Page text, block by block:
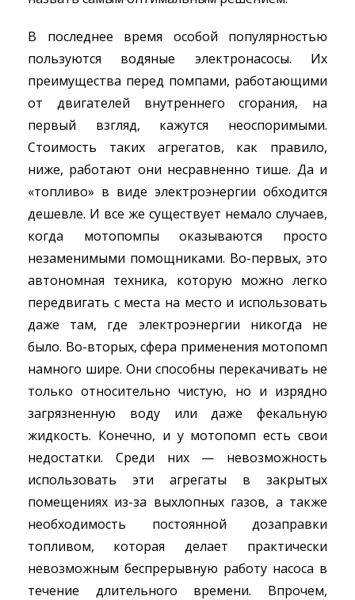
В последнее время особой популярностью
пользуются водяные электронасосы. Их
преимущества перед помпами, работающими
от двигателей внутреннего сгорания, на
первый взгляд, кажутся неоспоримыми.
Стоимость таких агрегатов, как правило,
ниже, работают они несравненно тише. Да и
«топливо» в виде электроэнергии обходится
дешевле. И все же существует немало случаев,
когда мотопомпы оказываются просто
незаменимыми помощниками. Во-первых, это
автономная техника, которую можно легко
передвигать с места на место и использовать
даже там, где электроэнергии никогда не
было. Во-вторых, сфера применения мотопомп
намного шире. Они способны перекачивать не
только относительно чистую, но и изрядно
загрязненную воду или даже фекальную
жидкость. Конечно, и у мотопомп есть свои
недостатки. Среди них — невозможность
использовать эти агрегаты в закрытых
помещениях из-за выхлопных газов, а также
необходимость постоянной дозаправки
топливом, которая делает практически
невозможным беспрерывную работу насоса в
течение длительного времени. Впрочем,